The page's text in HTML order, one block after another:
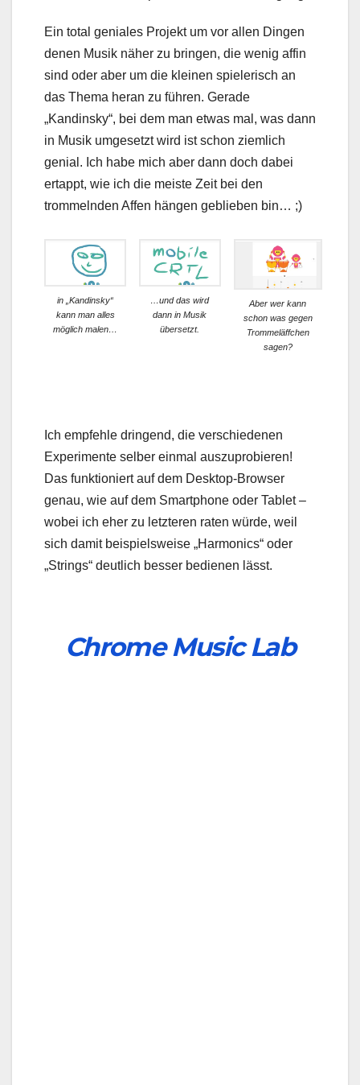
Ein total geniales Projekt um vor allen Dingen
denen Musik näher zu bringen, die wenig affin
sind oder aber um die kleinen spielerisch an
das Thema heran zu führen. Gerade
„Kandinsky“, bei dem man etwas mal, was dann
in Musik umgesetzt wird ist schon ziemlich
genial. Ich habe mich aber dann doch dabei
ertappt, wie ich die meiste Zeit bei den
trommelnden Affen hängen geblieben bin… ;)
in „Kandinsky“
kann man alles
möglich malen…
…und das wird
dann in Musik
übersetzt.
Aber wer kann
schon was gegen
Trommeläffchen
sagen?
Ich empfehle dringend, die verschiedenen
Experimente selber einmal auszuprobieren!
Das funktioniert auf dem Desktop-Browser
genau, wie auf dem Smartphone oder Tablet –
wobei ich eher zu letzteren raten würde, weil
sich damit beispielsweise „Harmonics“ oder
„Strings“ deutlich besser bedienen lässt.
Chrome Music Lab